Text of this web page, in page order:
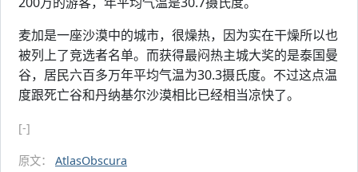
麦加是一座沙漠中的城市，很燥热，因为实在干燥所以也
被列上了竞选者名单。而获得最闷热主城大奖的是泰国曼
谷，居民六百多万年平均气温为30.3摄氏度。不过这点温
度跟死亡谷和丹纳基尔沙漠相比已经相当凉快了。
[-]
原文： AtlasObscura